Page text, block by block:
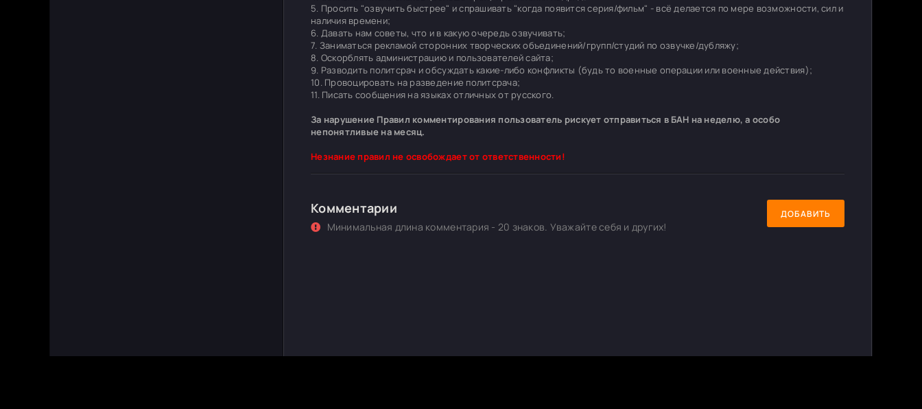
5. Просить "озвучить быстрее" и спрашивать "когда появится серия/фильм" - всё делается по мере возможности, сил и
наличия времени;
6. Давать нам советы, что и в какую очередь озвучивать;
7. Заниматься рекламой сторонних творческих объединений/групп/студий по озвучке/дубляжу;
8. Оскорблять администрацию и пользователей сайта;
9. Разводить политсрач и обсуждать какие-либо конфликты (будь то военные операции или военные действия);
10. Провоцировать на разведение политсрача;
11. Писать сообщения на языках отличных от русского.
За нарушение Правил комментирования пользователь рискует отправиться в БАН на неделю, а особо
непонятливые на месяц.
Незнание правил не освобождает от ответственности!
Комментарии
Минимальная длина комментария - 20 знаков. Уважайте себя и других!
ДОБАВИТЬ